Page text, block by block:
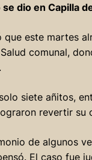
dio en Capilla
que este martes
comunal,
siete añitos,
revertir su
de algunos
El caso fue